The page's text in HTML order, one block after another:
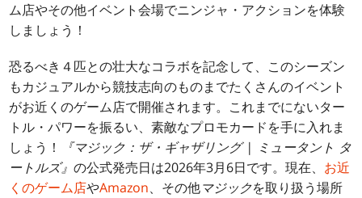
ム店やその他イベント会場でニンジャ・アクションを体験
しましょう！
恐るべき４匹との壮大なコラボを記念して、このシーズン
もカジュアルから競技志向のものまでたくさんのイベント
がお近くのゲーム店で開催されます。これまでにないター
トル・パワーを振るい、素敵なプロモカードを手に入れま
しょう！
『マジック：ザ・ギャザリング | ミュータント タ
ートルズ』の公式発売日は2026年3月6日です。現在、 お近
くのゲーム店やAmazon、その他マジックを取り扱う場所